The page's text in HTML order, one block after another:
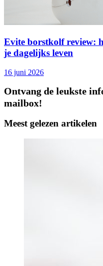
Evite borstkolf review:
je dagelijks leven
16 juni 2026
Ontvang de leukste
mailbox!
Meest gelezen artikelen